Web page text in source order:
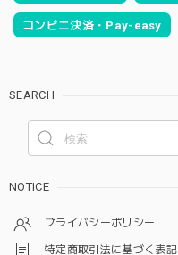
コンビニ決済・Pay-easy
SEARCH
NOTICE
プライバシーポリシー
特定商取引法に基づく表記